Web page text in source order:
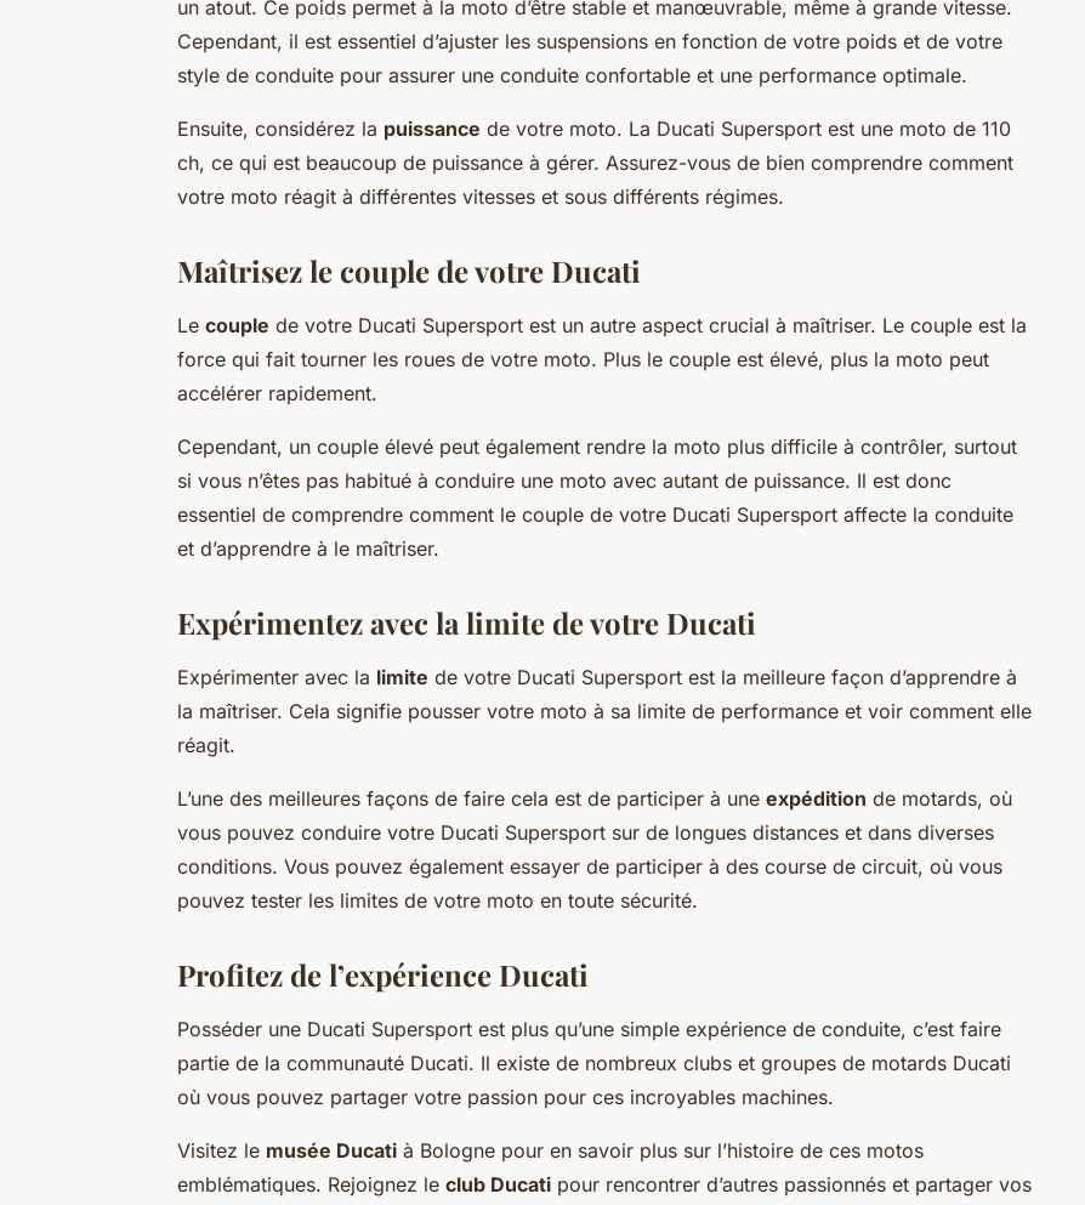
un atout. Ce poids permet à la moto d’être stable et manœuvrable, même à grande vitesse.
Cependant, il est essentiel d’ajuster les suspensions en fonction de votre poids et de votre
style de conduite pour assurer une conduite confortable et une performance optimale.
Ensuite, considérez la puissance de votre moto. La Ducati Supersport est une moto de 110
ch, ce qui est beaucoup de puissance à gérer. Assurez-vous de bien comprendre comment
votre moto réagit à différentes vitesses et sous différents régimes.
Maîtrisez le couple de votre Ducati
Le couple de votre Ducati Supersport est un autre aspect crucial à maîtriser. Le couple est la
force qui fait tourner les roues de votre moto. Plus le couple est élevé, plus la moto peut
accélérer rapidement.
Cependant, un couple élevé peut également rendre la moto plus difficile à contrôler, surtout
si vous n’êtes pas habitué à conduire une moto avec autant de puissance. Il est donc
essentiel de comprendre comment le couple de votre Ducati Supersport affecte la conduite
et d’apprendre à le maîtriser.
Expérimentez avec la limite de votre Ducati
Expérimenter avec la limite de votre Ducati Supersport est la meilleure façon d’apprendre à
la maîtriser. Cela signifie pousser votre moto à sa limite de performance et voir comment elle
réagit.
L’une des meilleures façons de faire cela est de participer à une expédition de motards, où
vous pouvez conduire votre Ducati Supersport sur de longues distances et dans diverses
conditions. Vous pouvez également essayer de participer à des course de circuit, où vous
pouvez tester les limites de votre moto en toute sécurité.
Profitez de l’expérience Ducati
Posséder une Ducati Supersport est plus qu’une simple expérience de conduite, c’est faire
partie de la communauté Ducati. Il existe de nombreux clubs et groupes de motards Ducati
où vous pouvez partager votre passion pour ces incroyables machines.
Visitez le musée Ducati à Bologne pour en savoir plus sur l’histoire de ces motos
emblématiques. Rejoignez le club Ducati pour rencontrer d’autres passionnés et partager vos